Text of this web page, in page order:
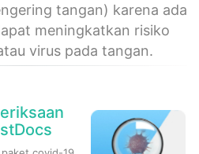
tangan) karena ada
meningkatkan risiko
virus pada tangan.